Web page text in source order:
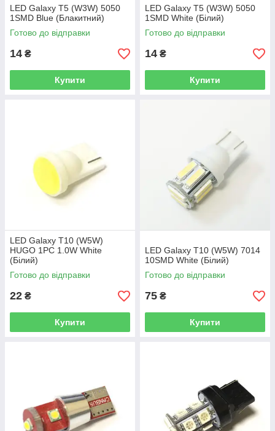
LED Galaxy T5 (W3W) 5050
1SMD Blue (Блакитний)
Готово до відправки
14 ₴
Купити
LED Galaxy T5 (W3W) 5050
1SMD White (Білий)
Готово до відправки
14 ₴
Купити
LED Galaxy T10 (W5W)
HUGO 1PC 1.0W White
(Білий)
Готово до відправки
22 ₴
Купити
LED Galaxy T10 (W5W) 7014
10SMD White (Білий)
Готово до відправки
75 ₴
Купити